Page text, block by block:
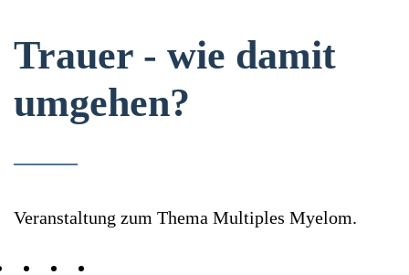
Trauer - wie damit
umgehen?
Veranstaltung zum Thema Multiples Myelom.